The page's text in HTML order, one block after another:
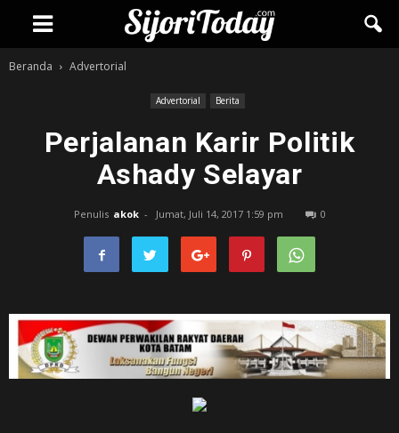
Beranda Advertorial
Advertorial Berita
Perjalanan Karir Politik
Ashady Selayar
Penulis akok - Jumat, Juli 14, 2017 1:59 pm 0